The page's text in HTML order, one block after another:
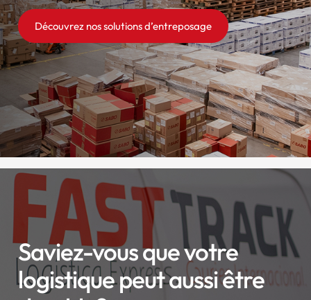
Découvrez nos solutions d’entreposage
Saviez-vous que votre
logistique peut aussi être